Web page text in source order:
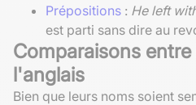
Prépositions : He left
est parti sans dire au
Comparaisons
l'anglais
Bien que leurs noms soient